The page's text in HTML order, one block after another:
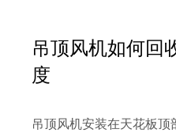
吊顶风机如何回
度
吊顶风机安装在天花板